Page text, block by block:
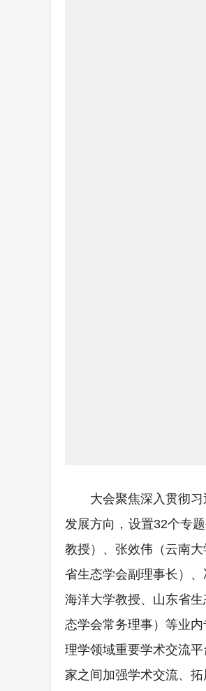
大会聚焦深入贯彻
发展方向，设置32个专
教授）、张效伟（云南
省生态学会副理事长）
海洋大学教授、山东省
态学会常务理事）等业
理学领域重要学术交流
家之间加强学术交流、拓